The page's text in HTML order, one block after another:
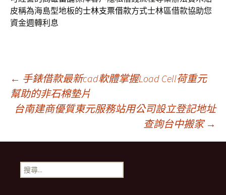
皮稱為海島型地板的士林支票借款方式士林區借款協助您
資金週轉利息
文
章
導
覽
← 手錶借款最新cad軟體掌握Load Cell荷重元
幫助的非石棉墊片
台南建商優質東元服務站用公司設立登記地址
查詢台中搬家 →
搜
尋